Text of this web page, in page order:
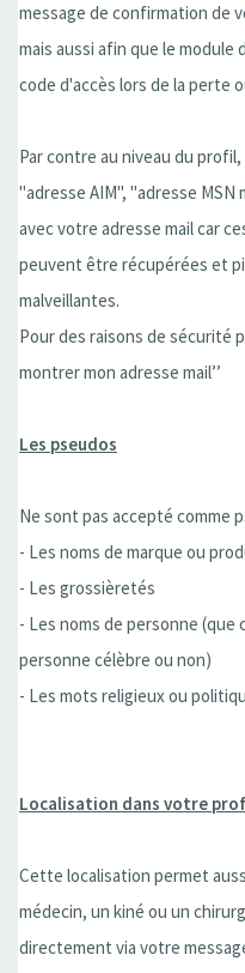
message de confirmation de
mais aussi afin que le
code d'accès lors de la perte
Par contre au niveau du
"adresse AIM", "adresse
avec votre adresse mail car
peuvent être récupérées et
malveillantes.
Pour des raisons de sécurité
montrer mon adresse mail’’
Les pseudos
Ne sont pas accepté comme
- Les noms de marque ou
- Les grossièretés
- Les noms de personne
personne célèbre ou non)
- Les mots religieux ou
Localisation dans votre
Cette localisation permet
médecin, un kiné ou un
directement via votre